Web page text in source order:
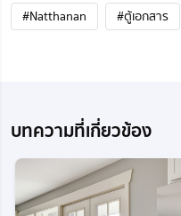
#Natthanan
#ตู้เอกสาร
บทความที่เกี่ยวข้อง